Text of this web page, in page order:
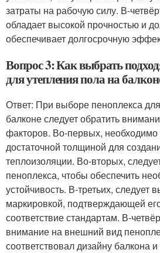
затраты на рабочую силу. В-
обладает высокой прочностью и
обеспечивает долгосрочную
Вопрос 3: Как выбрать
для утепления пола на
Ответ: При выборе пеноплекса
балконе следует обратить
факторов. Во-первых, необходимо
достаточной толщиной для
теплоизоляции. Во-вторых,
пеноплекса, чтобы обеспечить
устойчивость. В-третьих, следует
маркировкой, подтверждающей
соответствие стандартам. В-
внимание на внешний вид
соответствовал дизайну балкона